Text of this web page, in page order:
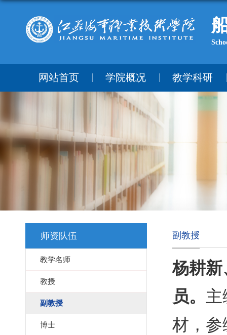
网站首页 学院概况 教学科研
师资队伍
教学名师
教授
副教授
博士
副教授
杨耕新
员。 主
材，参